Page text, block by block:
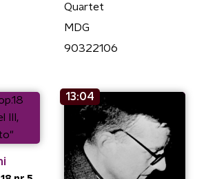
Quartet
MDG
90322106
13:04